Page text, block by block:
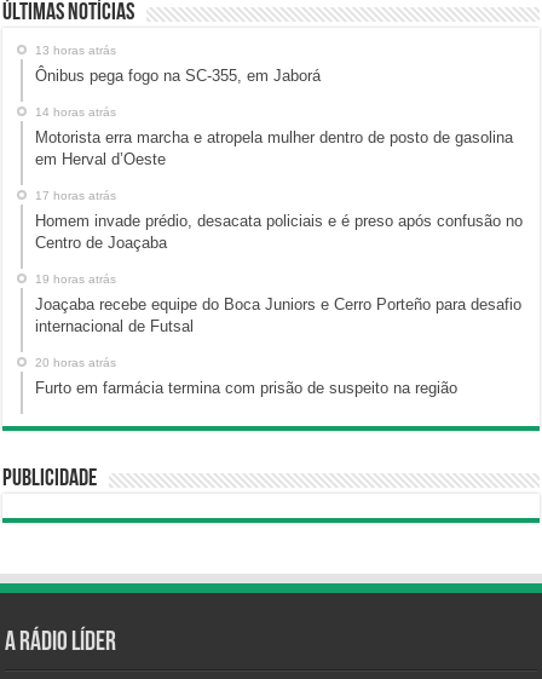
Últimas Notícias
13 horas atrás
Ônibus pega fogo na SC-355, em Jaborá
14 horas atrás
Motorista erra marcha e atropela mulher dentro de posto de gasolina
em Herval d’Oeste
17 horas atrás
Homem invade prédio, desacata policiais e é preso após confusão no
Centro de Joaçaba
19 horas atrás
Joaçaba recebe equipe do Boca Juniors e Cerro Porteño para desafio
internacional de Futsal
20 horas atrás
Furto em farmácia termina com prisão de suspeito na região
Publicidade
A Rádio Líder